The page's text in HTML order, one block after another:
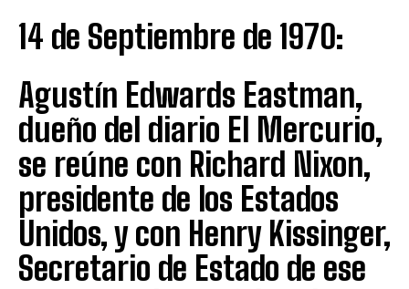
14 de Septiembre de 1970:
Agustín Edwards Eastman,
dueño del diario El Mercurio,
se reúne con Richard Nixon,
presidente de los Estados
Unidos, y con Henry Kissinger,
Secretario de Estado de ese